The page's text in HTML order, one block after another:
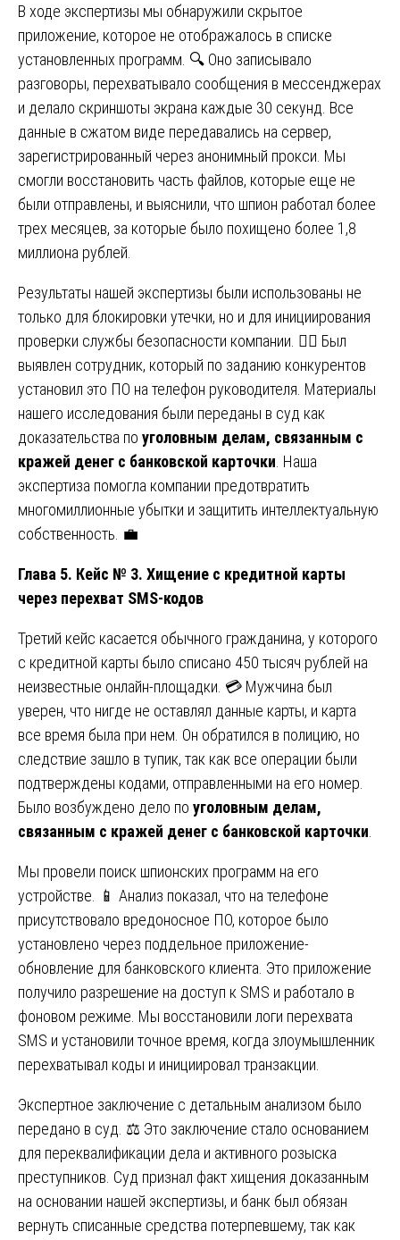
В ходе экспертизы мы обнаружили скрытое
приложение, которое не отображалось в списке
установленных программ. 🔍 Оно записывало
разговоры, перехватывало сообщения в мессенджерах
и делало скриншоты экрана каждые 30 секунд. Все
данные в сжатом виде передавались на сервер,
зарегистрированный через анонимный прокси. Мы
смогли восстановить часть файлов, которые еще не
были отправлены, и выяснили, что шпион работал более
трех месяцев, за которые было похищено более 1,8
миллиона рублей.
Результаты нашей экспертизы были использованы не
только для блокировки утечки, но и для инициирования
проверки службы безопасности компании. 🕵️‍♂️ Был
выявлен сотрудник, который по заданию конкурентов
установил это ПО на телефон руководителя. Материалы
нашего исследования были переданы в суд как
доказательства по уголовным делам, связанным с
кражей денег с банковской карточки . Наша
экспертиза помогла компании предотвратить
многомиллионные убытки и защитить интеллектуальную
собственность. 💼
Глава 5. Кейс № 3. Хищение с кредитной карты
через перехват SMS-кодов
Третий кейс касается обычного гражданина, у которого
с кредитной карты было списано 450 тысяч рублей на
неизвестные онлайн-площадки. 💳 Мужчина был
уверен, что нигде не оставлял данные карты, и карта
все время была при нем. Он обратился в полицию, но
следствие зашло в тупик, так как все операции были
подтверждены кодами, отправленными на его номер.
Было возбуждено дело по уголовным делам,
связанным с кражей денег с банковской карточки
Мы провели поиск шпионских программ на его
устройстве. 📱 Анализ показал, что на телефоне
присутствовало вредоносное ПО, которое было
установлено через поддельное приложение-
обновление для банковского клиента. Это приложение
получило разрешение на доступ к SMS и работало в
фоновом режиме. Мы восстановили логи перехвата
SMS и установили точное время, когда злоумышленник
перехватывал коды и инициировал транзакции.
Экспертное заключение с детальным анализом было
передано в суд. ⚖️ Это заключение стало основанием
для переквалификации дела и активного розыска
преступников. Суд признал факт хищения доказанным
на основании нашей экспертизы, и банк был обязан
вернуть списанные средства потерпевшему, так как